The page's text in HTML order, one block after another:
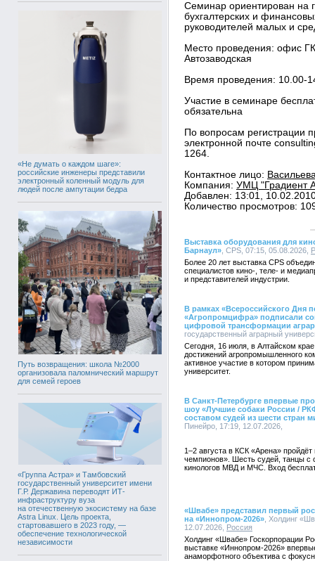
«Не думать о каждом шаге»:
российские инженеры представили
электронный коленный модуль для
людей после ампутации бедра
Путь возвращения: школа №2000
организовала паломнический маршрут
для семей героев
«Группа Астра» и Тамбовский
государственный университет имени
Г.Р. Державина переводят ИТ-
инфраструктуру вуза
на отечественную экосистему на базе
Astra Linux. Цель проекта,
стартовавшего в 2023 году, —
обеспечение технологической
независимости
Семинар ориентирован на
бухгалтерских и
руководителей малых и
Место проведения: офис
Автозаводская
Время проведения: 10.00-
Участие в семинаре
обязательна
По вопросам регистрации
электронной почте
1264.
Контактное лицо:
Компания: УМЦ "Градиент
Добавлен: 13:01,
Количество просмотров:
Выставка оборудования для
Барнаул» , CPS, 07:15, 05.08.2026,
Более 20 лет выставка CPS
специалистов кино-, теле- и
и представителей индустрии.
В рамках «Всероссийского Дня
«Агропромцифра» подписали
цифровой трансформации
государственный аграрный
Сегодня, 16 июля, в Алтайском
достижений агропромышленного
активное участие в котором
университет.
В Санкт-Петербурге впервые
шоу «Лучшие собаки России /
составом судей из шести стран
Пинейро, 17:19, 12.07.2026,
1–2 августа в КСК «Арена»
чемпионов». Шесть судей, танцы с
кинологов МВД и МЧС. Вход
«Швабе» представил первый
на «Иннопром-2026» , Холдинг
12.07.2026, Россия
Холдинг «Швабе» Госкорпорации
выставке «Иннопром-2026»
анаморфотного объектива с